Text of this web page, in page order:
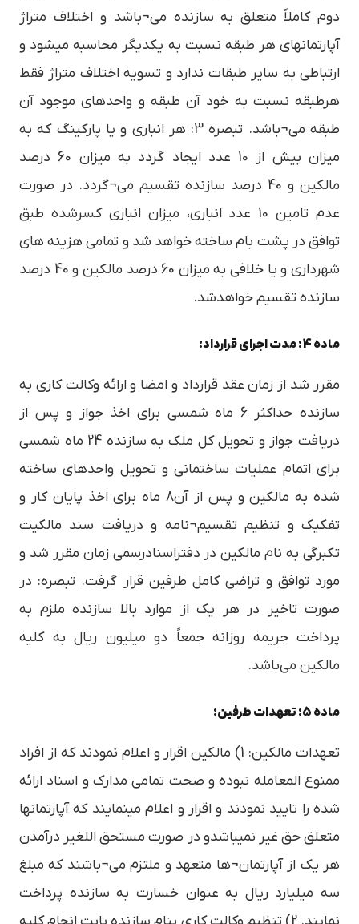
دوم کاملاً متعلق به سازنده می¬باشد و اختلاف متراژ
آپارتمانهای هر طبقه نسبت به یکدیگر محاسبه میشود و
ارتباطی به سایر طبقات ندارد و تسویه اختلاف متراژ فقط
هرطبقه نسبت به خود آن طبقه و واحدهای موجود آن
طبقه می¬باشد. تبصره 3: هر انباری و یا پارکینگ که به
میزان بیش از 10 عدد ایجاد گردد به میزان 60 درصد
مالکین و 40 درصد سازنده تقسیم می¬گردد. در صورت
عدم تامین 10 عدد انباری، میزان انباری کسرشده طبق
توافق در پشت بام ساخته خواهد شد و تمامی هزینه های
شهرداری و یا خلافی به میزان 60 درصد مالکین و 40 درصد
سازنده تقسیم خواهدشد.
ماده 4: مدت اجرای قرارداد:
مقرر شد از زمان عقد قرارداد و امضا و ارائه وکالت کاری به
سازنده حداکثر 6 ماه شمسی برای اخذ جواز و پس از
دریافت جواز و تحویل کل ملک به سازنده 24 ماه شمسی
برای اتمام عملیات ساختمانی و تحویل واحدهای ساخته
شده به مالکین و پس از آن8 ماه برای اخذ پایان کار و
تفکیک و تنظیم تقسیم¬نامه و دریافت سند مالکیت
تکبرگی به نام مالکین در دفتراسنادرسمی زمان مقرر شد و
مورد توافق و تراضی کامل طرفین قرار گرفت. تبصره: در
صورت تاخیر در هر یک از موارد بالا سازنده ملزم به
پرداخت جریمه روزانه جمعاً دو میلیون ریال به کلیه
مالکین می‌باشد.
ماده 5: تعهدات طرفین:
تعهدات مالکین: 1) مالکین اقرار و اعلام نمودند که از افراد
ممنوع المعامله نبوده و صحت تمامی مدارک و اسناد ارائه
شده را تایید نمودند و اقرار و اعلام مینمایند که آپارتمانها
متعلق حق غیر نمیباشدو در صورت مستحق اللغیر درآمدن
هر یک از آپارتمان¬ها متعهد و ملتزم می¬باشند که مبلغ
سه میلیارد ریال به عنوان خسارت به سازنده پرداخت